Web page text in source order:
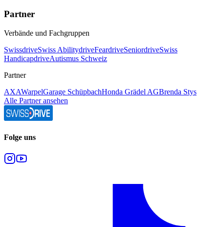
Partner
Verbände und Fachgruppen
SwissdriveSwiss AbilitydriveFeardriveSeniordriveSwiss
HandicapdriveAutismus Schweiz
Partner
AXAWarpelGarage SchüpbachHonda Grädel AGBrenda Stys
Alle Partner ansehen
Folge uns